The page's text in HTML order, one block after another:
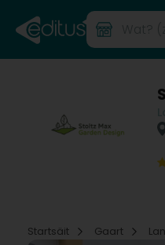
Startsäit
Gaart